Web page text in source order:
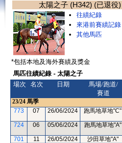
太陽之子 (H342) (已退役)
往績紀錄
來港前賽績記錄
其他馬匹
*包括本地及海外賽績及獎金
馬匹往績紀錄 - 太陽之子
場次
名次 日期
馬場/跑道/
賽道
23/24 馬季
773
07 26/06/2024 跑馬地草地"C"
724 06 05/06/2024 跑馬地草地"A"
701 11 26/05/2024 沙田草地"A"